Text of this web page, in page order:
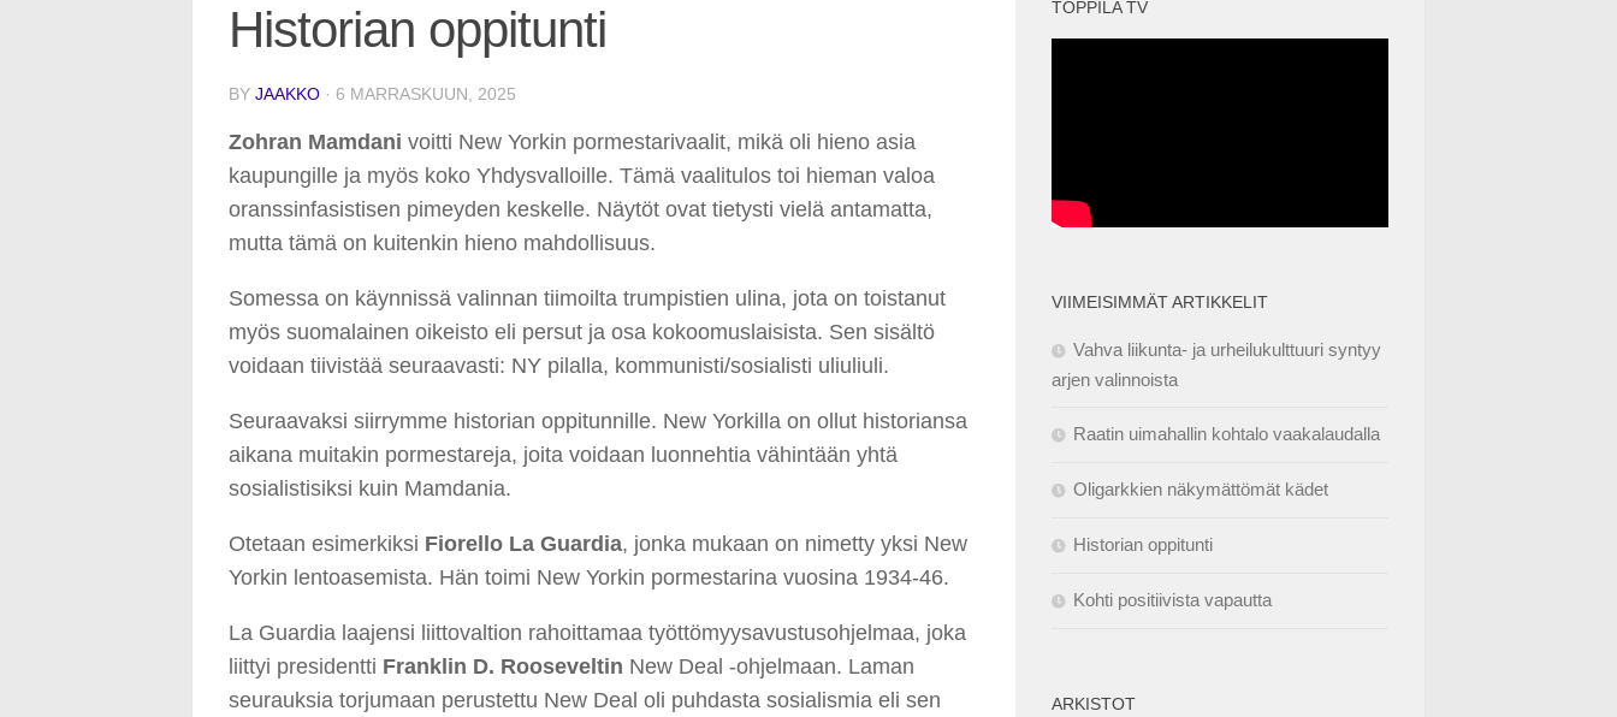
Historian oppitunti
BY JAAKKO · 6 MARRASKUUN, 2025
Zohran Mamdani voitti New Yorkin pormestarivaalit, mikä oli hieno asia
kaupungille ja myös koko Yhdysvalloille. Tämä vaalitulos toi hieman valoa
oranssinfasistisen pimeyden keskelle. Näytöt ovat tietysti vielä antamatta,
mutta tämä on kuitenkin hieno mahdollisuus.
Somessa on käynnissä valinnan tiimoilta trumpistien ulina, jota on toistanut
myös suomalainen oikeisto eli persut ja osa kokoomuslaisista. Sen sisältö
voidaan tiivistää seuraavasti: NY pilalla, kommunisti/sosialisti uliuliuli.
Seuraavaksi siirrymme historian oppitunnille. New Yorkilla on ollut historiansa
aikana muitakin pormestareja, joita voidaan luonnehtia vähintään yhtä
sosialistisiksi kuin Mamdania.
Otetaan esimerkiksi Fiorello La Guardia, jonka mukaan on nimetty yksi New
Yorkin lentoasemista. Hän toimi New Yorkin pormestarina vuosina 1934-46.
La Guardia laajensi liittovaltion rahoittamaa työttömyysavustusohjelmaa, joka
liittyi presidentti Franklin D. Rooseveltin New Deal -ohjelmaan. Laman
seurauksia torjumaan perustettu New Deal oli puhdasta sosialismia eli sen
TOPPILA TV
VIIMEISIMMÄT ARTIKKELIT
Vahva liikunta- ja urheilukulttuuri syntyy
arjen valinnoista
Raatin uimahallin kohtalo vaakalaudalla
Oligarkkien näkymättömät kädet
Historian oppitunti
Kohti positiivista vapautta
ARKISTOT